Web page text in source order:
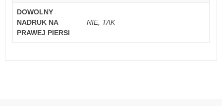
DOWOLNY
NADRUK NA
PRAWEJ PIERSI
NIE, TAK